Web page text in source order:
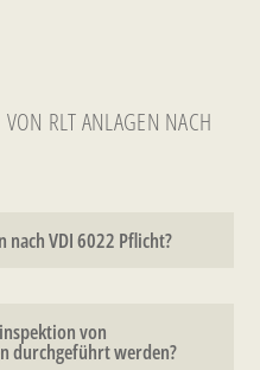
RLT ANLAGEN NACH
VDI 6022 Pflicht?
von
durchgeführt werden?